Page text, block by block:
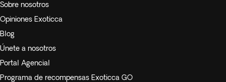
Sobre nosotros
Opiniones Exoticca
Blog
Únete a nosotros
Portal Agencial
Programa de recompensas Exoticca GO